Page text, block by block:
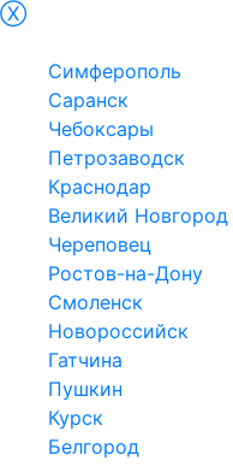
Ⓧ
Симферополь
Саранск
Чебоксары
Петрозаводск
Краснодар
Великий Новгород
Череповец
Ростов-на-Дону
Смоленск
Новороссийск
Гатчина
Пушкин
Курск
Белгород